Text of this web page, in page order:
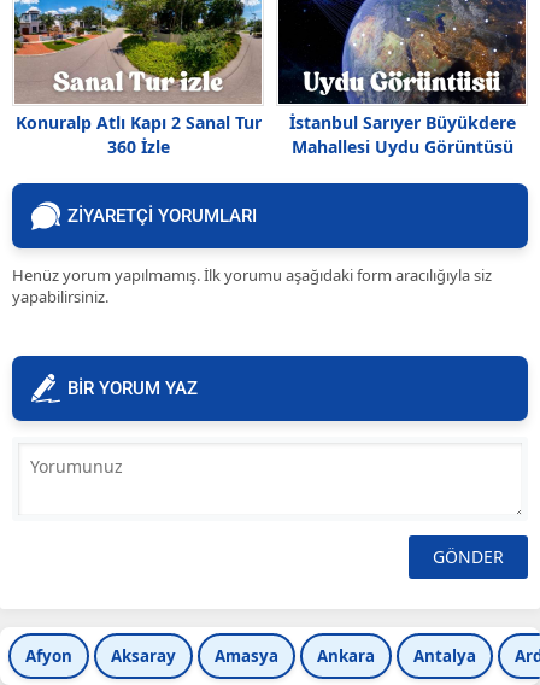
Konuralp Atlı Kapı 2 Sanal Tur
360 İzle
İstanbul Sarıyer Büyükdere
Mahallesi Uydu Görüntüsü
ZİYARETÇİ YORUMLARI
Henüz yorum yapılmamış. İlk yorumu aşağıdaki form aracılığıyla siz
yapabilirsiniz.
BİR YORUM YAZ
Afyon Aksaray Amasya Ankara Antalya